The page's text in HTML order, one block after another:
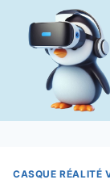
contenu
CASQUE RÉALITÉ